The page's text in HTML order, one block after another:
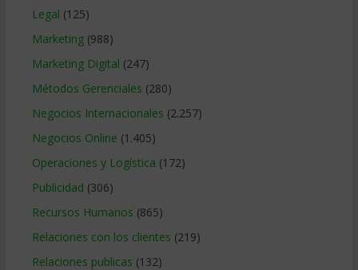
Legal (125)
Marketing(988)
Marketing Digital (247)
Métodos Gerenciales (280)
Negocios Internacionales (2.257)
Negocios Online (1.405)
Operaciones y Logística (172)
Publicidad (306)
Recursos Humanos (865)
Relaciones con los clientes (219)
Relaciones publicas (132)